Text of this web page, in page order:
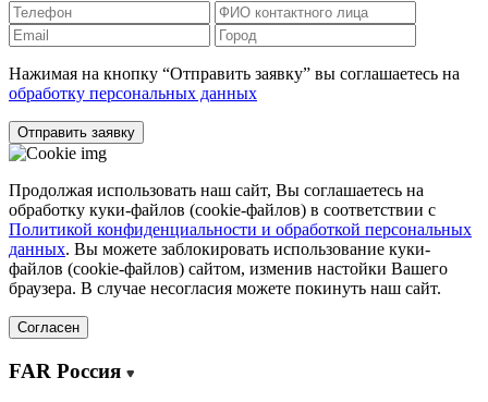
Нажимая на кнопку “Отправить заявку” вы соглашаетесь на
обработку персональных данных
Отправить заявку
Продолжая использовать наш сайт, Вы соглашаетесь на
обработку куки-файлов (cookie-файлов) в соответствии с
Политикой конфиденциальности и обработкой персональных
данных. Вы можете заблокировать использование куки-
файлов (cookie-файлов) сайтом, изменив настойки Вашего
браузера. В случае несогласия можете покинуть наш сайт.
Согласен
FAR Россия